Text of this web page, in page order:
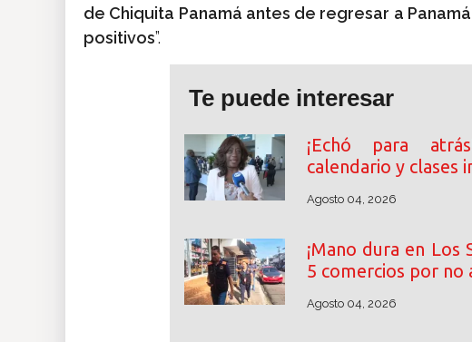
de Chiquita Panamá antes de regresar a
positivos”.
Te puede interesar
¡Echó para
calendario y clases
Agosto 04, 2026
¡Mano dura en Los
5 comercios por no
Agosto 04, 2026